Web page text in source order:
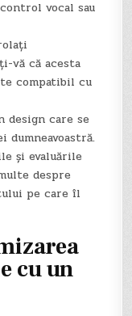
vocal sau
vă că acesta
compatibil cu
design care se
și evaluările
despre
pe care îl
cu un